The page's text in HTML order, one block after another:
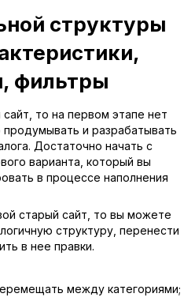
структуры
фильтры
то на первом этапе нет
и разрабатывать
Достаточно начать с
варианта, который вы
в процессе наполнения
старый сайт, то вы можете
структуру, перенести
в нее правки.
между категориями;